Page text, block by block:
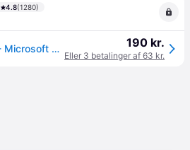
4.8(1280)
NBA 2K Playgrounds 2 - Microsoft Xbox One - Sport 190 kr.
Eller 3 betalinger af 63 kr.